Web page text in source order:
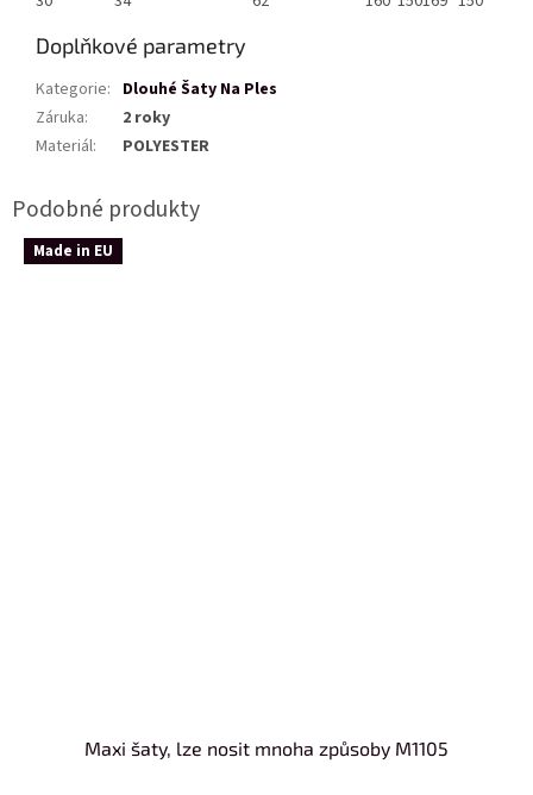
Doplňkové parametry
Kategorie: Dlouhé Šaty Na Ples
Záruka:
2 roky
Materiál: POLYESTER
Made in EU
Maxi šaty, lze nosit mnoha způsoby M1105